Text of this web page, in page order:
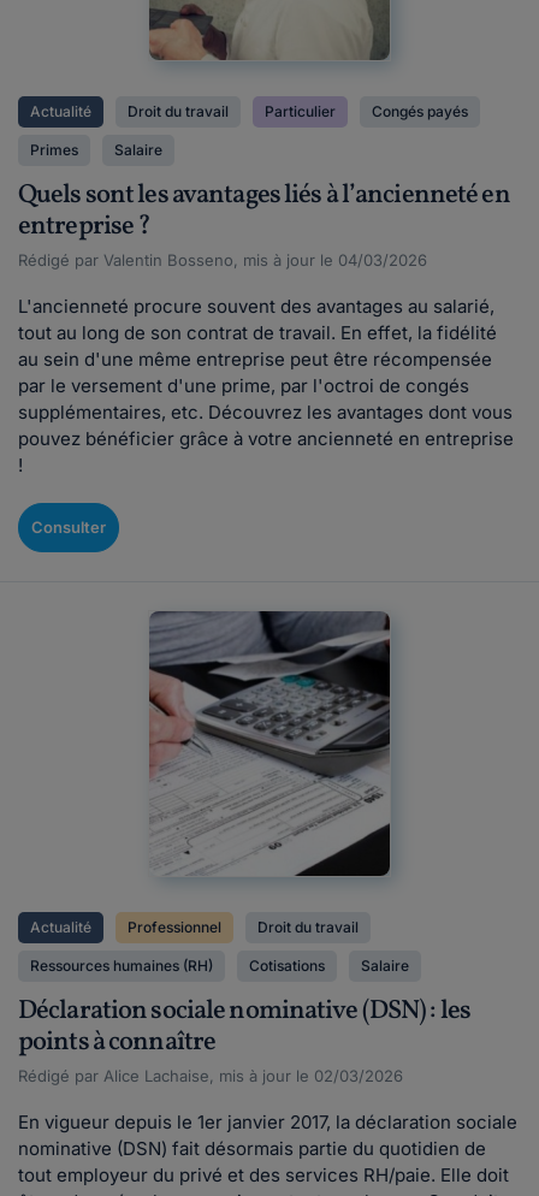
Actualité Droit du travail Particulier Congés payés
Primes Salaire
Quels sont les avantages liés à l’ancienneté en
entreprise ?
Rédigé par Valentin Bosseno, mis à jour le 04/03/2026
L'ancienneté procure souvent des avantages au salarié,
tout au long de son contrat de travail. En effet, la fidélité
au sein d'une même entreprise peut être récompensée
par le versement d'une prime, par l'octroi de congés
supplémentaires, etc. Découvrez les avantages dont vous
pouvez bénéficier grâce à votre ancienneté en entreprise
!
Consulter
Actualité Professionnel Droit du travail
Ressources humaines (RH) Cotisations Salaire
Déclaration sociale nominative (DSN) : les
points à connaître
Rédigé par Alice Lachaise, mis à jour le 02/03/2026
En vigueur depuis le 1er janvier 2017, la déclaration sociale
nominative (DSN) fait désormais partie du quotidien de
tout employeur du privé et des services RH/paie. Elle doit